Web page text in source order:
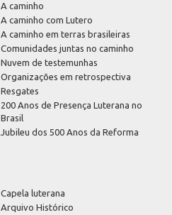
A caminho
A caminho com Lutero
A caminho em terras brasileiras
Comunidades juntas no caminho
Nuvem de testemunhas
Organizações em retrospectiva
Resgates
200 Anos de Presença Luterana no
Brasil
Jubileu dos 500 Anos da Reforma
Capela luterana
Arquivo Histórico